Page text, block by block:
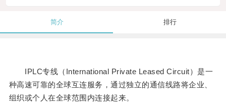
简介 排行
IPLC专线（International Private Leased Circuit）是一
种高速可靠的全球互连服务，通过独立的通信线路将企业、
组织或个人在全球范围内连接起来。